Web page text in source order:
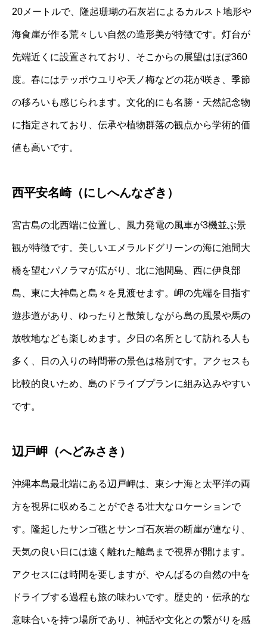
20メートルで、隆起珊瑚の石灰岩によるカルスト地形や
海食崖が作る荒々しい自然の造形美が特徴です。灯台が
先端近くに設置されており、そこからの展望はほぼ360
度。春にはテッポウユリや天ノ梅などの花が咲き、季節
の移ろいも感じられます。文化的にも名勝・天然記念物
に指定されており、伝承や植物群落の観点から学術的価
値も高いです。
西平安名崎（にしへんなざき）
宮古島の北西端に位置し、風力発電の風車が3機並ぶ景
観が特徴です。美しいエメラルドグリーンの海に池間大
橋を望むパノラマが広がり、北に池間島、西に伊良部
島、東に大神島と島々を見渡せます。岬の先端を目指す
遊歩道があり、ゆったりと散策しながら島の風景や馬の
放牧地なども楽しめます。夕日の名所として訪れる人も
多く、日の入りの時間帯の景色は格別です。アクセスも
比較的良いため、島のドライブプランに組み込みやすい
です。
辺戸岬（へどみさき）
沖縄本島最北端にある辺戸岬は、東シナ海と太平洋の両
方を視界に収めることができる壮大なロケーションで
す。隆起したサンゴ礁とサンゴ石灰岩の断崖が連なり、
天気の良い日には遠く離れた離島まで視界が開けます。
アクセスには時間を要しますが、やんばるの自然の中を
ドライブする過程も旅の味わいです。歴史的・伝承的な
意味合いを持つ場所であり、神話や文化との繋がりを感